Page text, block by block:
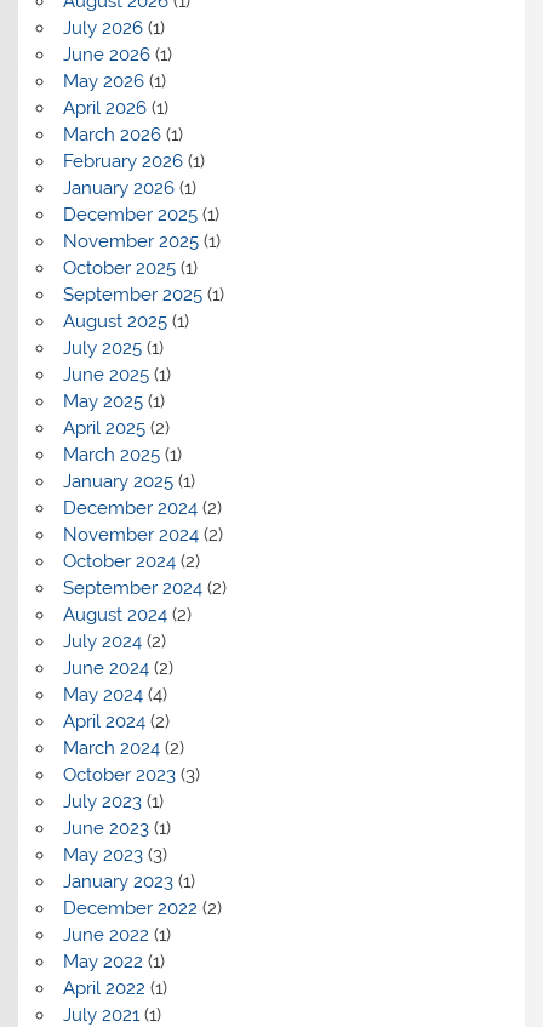
July 2026(1)
June 2026(1)
May 2026(1)
April 2026(1)
March 2026(1)
February 2026(1)
January 2026(1)
December 2025(1)
November 2025(1)
October 2025(1)
September 2025(1)
August 2025(1)
July 2025(1)
June 2025(1)
May 2025(1)
April 2025(2)
March 2025(1)
January 2025(1)
December 2024(2)
November 2024(2)
October 2024(2)
September 2024(2)
August 2024(2)
July 2024(2)
June 2024(2)
May 2024(4)
April 2024(2)
March 2024(2)
October 2023(3)
July 2023(1)
June 2023(1)
May 2023(3)
January 2023(1)
December 2022 (2)
June 2022 (1)
May 2022 (1)
April 2022 (1)
July 2021(1)